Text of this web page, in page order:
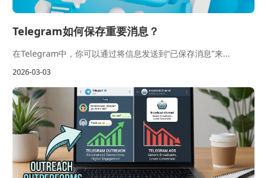
Telegram如何保存重要消息？
在Telegram中，你可以通过将信息发送到“已保存消息”来...
2026-03-03